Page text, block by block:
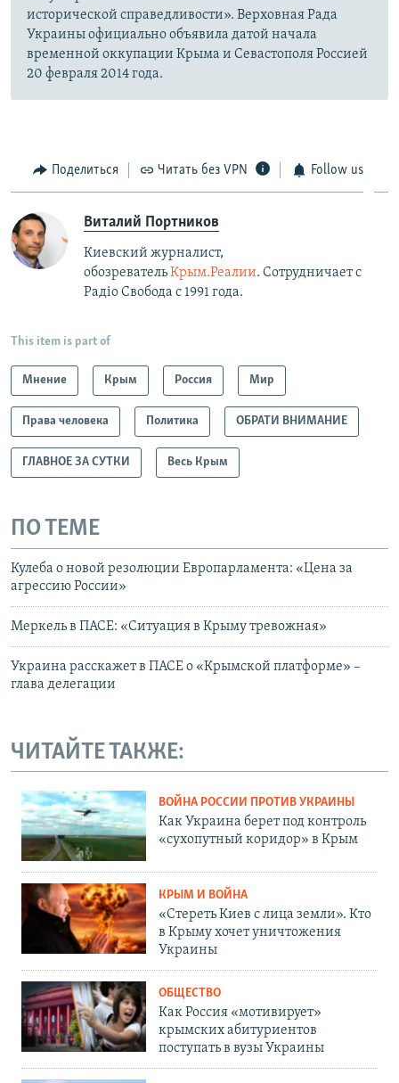
исторической справедливости». Верховная Рада
Украины официально объявила датой начала
временной оккупации Крыма и Севастополя Россией
20 февраля 2014 года.
Поделиться Читать без VPN Follow us
Виталий Портников
Киевский журналист,
обозревательКрым.Реалии. Сотрудничает с
Радiо Свобода с 1991 года.
This item is part of
Мнение Крым Россия Мир
Права человека Политика ОБРАТИ ВНИМАНИЕ
ГЛАВНОЕ ЗА СУТКИ Весь Крым
ПО ТЕМЕ
Кулеба о новой резолюции Европарламента: «Цена за
агрессию России»
Меркель в ПАСЕ: «Ситуация в Крыму тревожная»
Украина расскажет в ПАСЕ о «Крымской платформе» –
глава делегации
ЧИТАЙТЕ ТАКЖЕ:
ВОЙНА РОССИИ ПРОТИВ УКРАИНЫ
Как Украина берет под контроль
«сухопутный коридор» в Крым
КРЫМ И ВОЙНА
«Стереть Киев с лица земли». Кто
в Крыму хочет уничтожения
Украины
ОБЩЕСТВО
Как Россия «мотивирует»
крымских абитуриентов
поступать в вузы Украины